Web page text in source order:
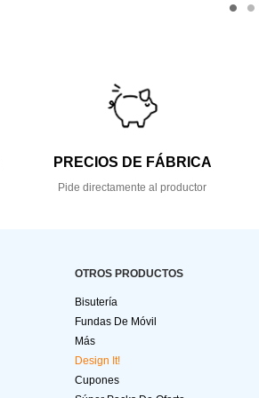
PRECIOS DE FÁBRICA
Pide directamente al productor
OTROS PRODUCTOS
Bisutería
Fundas De Móvil
Más
Design It!
Cupones